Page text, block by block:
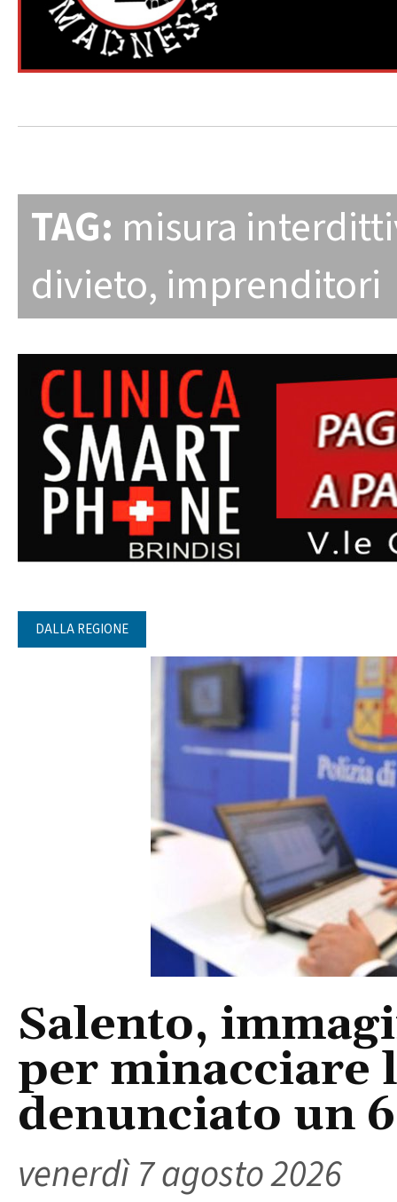
TAG: misura
divieto, imprenditori
DALLA REGIONE
Salento,
per minacciare
denunciato un
venerdì 7 agosto 2026